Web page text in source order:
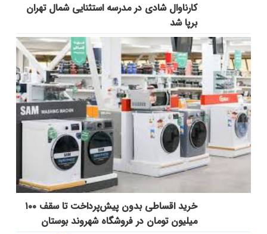
کارناوال شادی در مدرسه استثنایی شمال تهران
برپا شد
خرید اقساطی بدون پیش‌پرداخت تا سقف ۱۰۰
میلیون تومان در فروشگاه شهروند بوستان